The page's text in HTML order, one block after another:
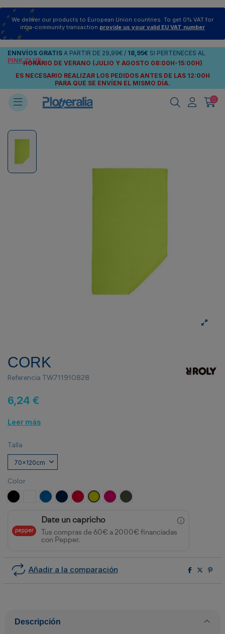
We deliver our products to European Union countries. To get 0% VAT for
intra-community transaction provide us your valid EU VAT number
ENNVÍOS GRATIS A PARTIR DE 29,99€ / 18,95€ SI PERTENECES AL
PINK CLUB
HORARIO DE VERANO (JULIO Y AGOSTO 08:00H-15:00H)
ES NECESARIO REALIZAR LOS PEDIDOS ANTES DE LAS 12:00H
PARA QUE SE ENVÍEN EL MISMO DÍA.
0
CORK
Referencia TW711910828
6,24 €
Leer más
Talla
Color
NEGRO BLANCOROYAL MARINOROJO PISTACHOROSETONPLOMO OSCURO
Date un capricho
Tus compras de 60€ a 2000€ financiadas
con Pepper.
Añadir a la comparación
Descripción